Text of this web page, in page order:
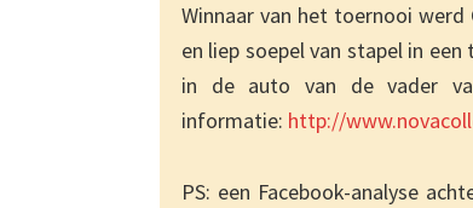
Winnaar van het toernooi
en liep soepel van stapel in
in de auto van de vader
informatie: http://
PS: een Facebook-analyse